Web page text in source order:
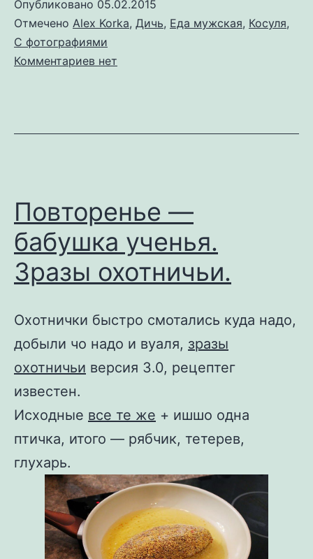
Опубликовано 05.02.2015
Отмечено Alex Korka, Дичь, Еда мужская, Косуля,
С фотографиями
Комментариев к
—
нет
Повторенье —
бабушка ученья.
Зразы охотничьи.
Охотнички быстро смотались куда надо,
добыли чо надо и вуаля, зразы
охотничьи версия 3.0, рецептег
известен.
Исходные все те же + ишшо одна
птичка, итого — рябчик, тетерев,
глухарь.